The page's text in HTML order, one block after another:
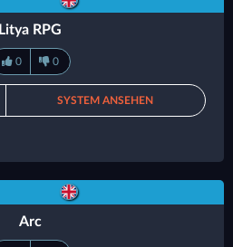
Litya RPG
0 0
SYSTEM ANSEHEN
Arc